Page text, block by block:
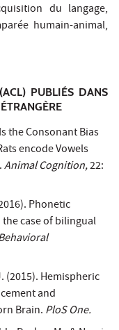
du langage,
humain-animal,
PUBLIÉS DANS
the Consonant Bias
encode Vowels
Animal Cognition,22:
Phonetic
case of bilingual
(2015). Hemispheric
and
Brain. PloS One.